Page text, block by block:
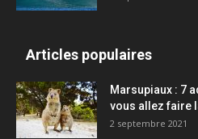
Articles populaires
Marsupiaux : 7
vous allez faire
2 septembre 2021